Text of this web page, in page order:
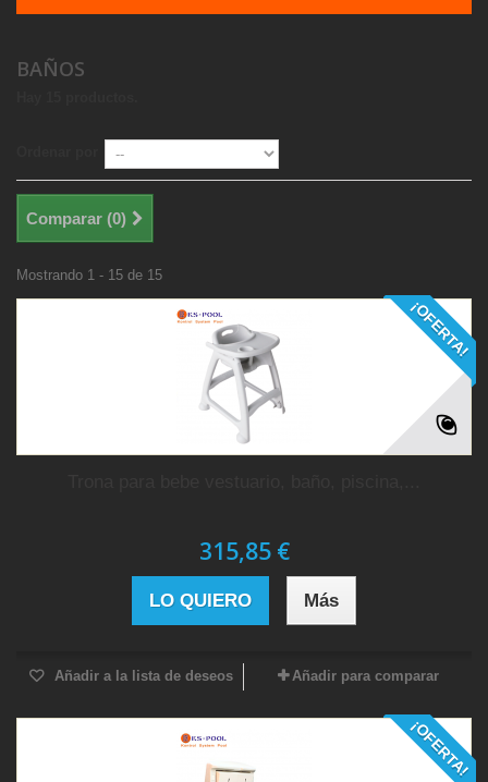
BAÑOS
Comparar (0)
Mostrando 1 - 15 de 15
¡OFERTA!
315,85 €
LO QUIERO Más
Añadir a la lista de deseos Añadir para comparar
¡OFERTA!